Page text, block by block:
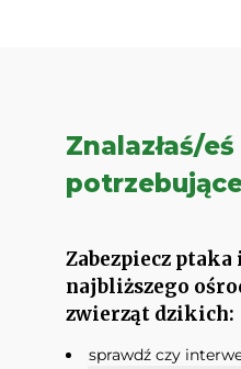
Znalazłaś/
Zabezpiecz ptaka
najbliższego
zwierząt dzikich:
sprawdź czy